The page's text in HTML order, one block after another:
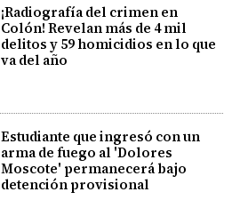
¡Radiografía del crimen en
Colón! Revelan más de 4 mil
delitos y 59 homicidios en lo que
va del año
Estudiante que ingresó con un
arma de fuego al 'Dolores
Moscote' permanecerá bajo
detención provisional